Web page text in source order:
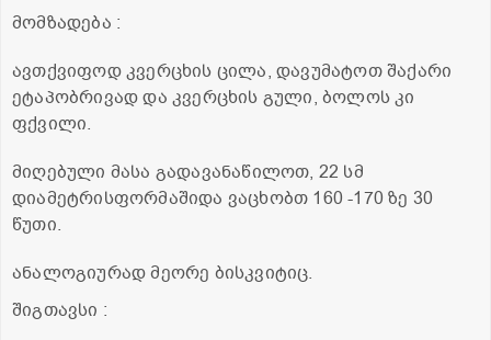
მომზადება :
ავთქვიფოდ კვერცხის ცილა, დავუმატოთ შაქარი
ეტაპობრივად და კვერცხის გული, ბოლოს კი
ფქვილი.
მიღებული მასა გადავანაწილოთ, 22 სმ
დიამეტრისფორმაშიდა ვაცხობთ 160 -170 ზე 30
წუთი.
ანალოგიურად მეორე ბისკვიტიც.
შიგთავსი :